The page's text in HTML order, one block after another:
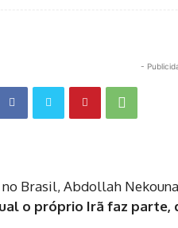
-
Brasil, Abdollah
o próprio Irã faz parte,